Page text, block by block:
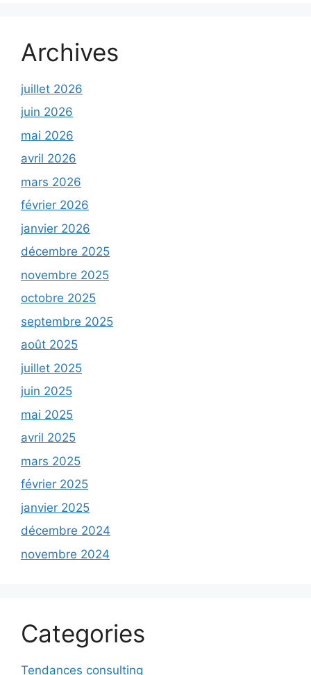
Archives
juillet 2026
juin 2026
mai 2026
avril 2026
mars 2026
février 2026
janvier 2026
décembre 2025
novembre 2025
octobre 2025
septembre 2025
août 2025
juillet 2025
juin 2025
mai 2025
avril 2025
mars 2025
février 2025
janvier 2025
décembre 2024
novembre 2024
Categories
Tendances consulting